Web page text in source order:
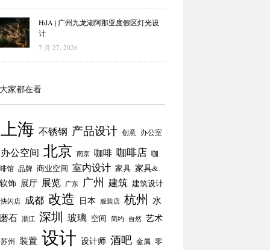
HdA | 广州九龙湖阿那亚度假区灯光设
计
7 月 27, 2026
家都在看
上海 不锈钢 产品设计 创意 办公室
办公空间 北京 南京 咖啡 咖啡店 咖
馆 品牌 商业空间 室内设计 家具 家具&
饰 展厅 展览 广东 广州 建筑 建筑设计
快闪店 成都 改造 日本 服装店 杭州 水
石 浙江 深圳 玻璃 空间 简约 自然 艺术
苏州 装置 设计 设计师 酒吧 金属 零